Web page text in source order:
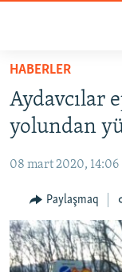
Esas
qaytmaq
Baş
navigatsiyağa
qaytmaq
qaytmaq
HABERLER
SİYASET
CEMİYET
MEDENİYET
İNSAN AQLARI
VİDEO
HABERLER
Aydavcılar
yolundan
08 mart 2020, 14:06
Paylaşmaq